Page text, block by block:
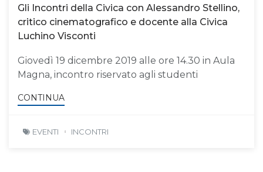
Gli Incontri della Civica con Alessandro Stellino,
critico cinematografico e docente alla Civica
Luchino Visconti
Giovedì 19 dicembre 2019 alle ore 14.30 in Aula
Magna, incontro riservato agli studenti
CONTINUA
EVENTI INCONTRI